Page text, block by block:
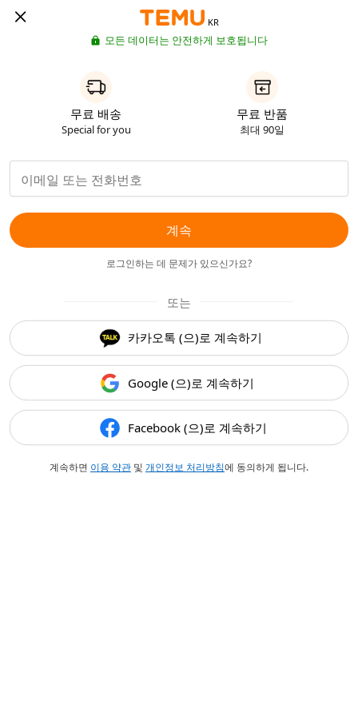
KR
모든 데이터는 안전하게 보호됩니다
무료 배송
Special for you
무료 반품
최대 90일
계속
로그인하는 데 문제가 있으신가요?
또는
카카오톡 (으)로 계속하기
Google (으)로 계속하기
Facebook (으)로 계속하기
계속하면 이용 약관 및 개인정보 처리방침에 동의하게 됩니다.